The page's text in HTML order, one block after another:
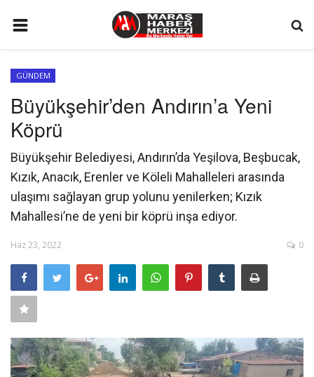
GÜNDEM
SİYASET
EKONOMİ
EĞİTİM
SPOR
İLETİŞİM
KÜNYE
FOTO GALERİ
KÜLTÜR SANAT
FİRMA HABER
GÜNDEM
Büyükşehir’den Andırın’a Yeni
Köprü
Büyükşehir Belediyesi, Andırın’da Yeşilova, Beşbucak,
Kızık, Anacık, Erenler ve Köleli Mahalleleri arasında
ulaşımı sağlayan grup yolunu yenilerken; Kızık
Mahallesi’ne de yeni bir köprü inşa ediyor.
Haz 23, 2022 0